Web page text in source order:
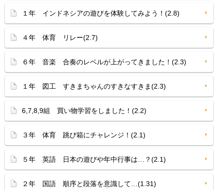
１年 インドネシアの遊びを体験してみよう！(2.8)
４年 体育 リレー(2.7)
６年 音楽 合奏のレベルが上がってきました！(2.3)
１年 図工 すきまちゃんのすきなすきま(2.3)
6,7,8,9組 買い物学習をしました！(2.2)
３年 体育 跳び箱にチャレンジ！(2.1)
５年 英語 日本の遊びや年中行事は…？(2.1)
２年 国語 順序と段落を意識して…(1.31)